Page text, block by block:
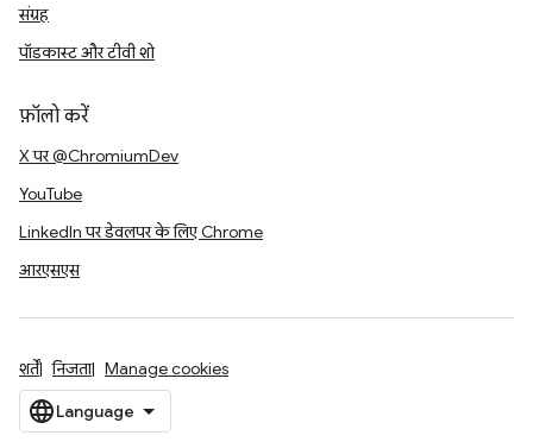
संग्रह
पॉडकास्ट और टीवी शो
फ़ॉलो करें
X पर @ChromiumDev
YouTube
LinkedIn पर डेवलपर के लिए Chrome
आरएसएस
शर्तें निजता Manage cookies